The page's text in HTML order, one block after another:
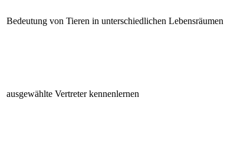
Bedeutung von Tieren in unterschiedlichen Lebensräumen
ausgewählte Vertreter kennenlernen